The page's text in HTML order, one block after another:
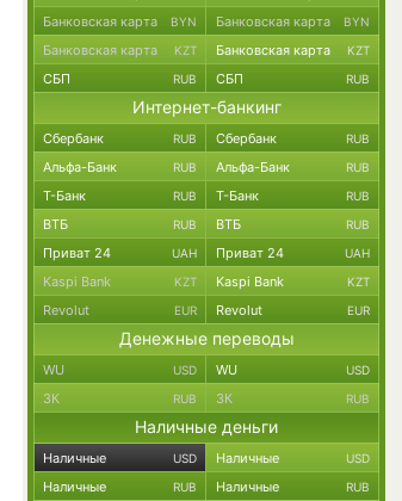
Банковская карта BYN Банковская карта BYN
Банковская карта KZT Банковская карта KZT
СБП RUB СБП RUB
Интернет-банкинг
Сбербанк RUB Сбербанк RUB
Альфа-Банк RUB Альфа-Банк RUB
Т-Банк RUB Т-Банк RUB
ВТБ RUB ВТБ RUB
Приват 24 UAH Приват 24 UAH
Kaspi Bank KZT Kaspi Bank KZT
Revolut EUR Revolut EUR
Денежные переводы
WU USD WU USD
ЗК RUB ЗК RUB
Наличные деньги
Наличные USD Наличные USD
Наличные RUB Наличные RUB